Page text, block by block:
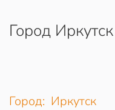
Перейти к
Город Иркутск
Город: Иркутск